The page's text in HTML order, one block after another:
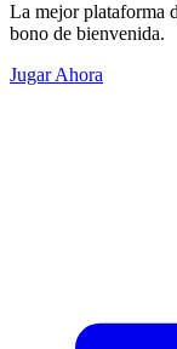
La mejor plataforma
bono de bienvenida.
Jugar Ahora